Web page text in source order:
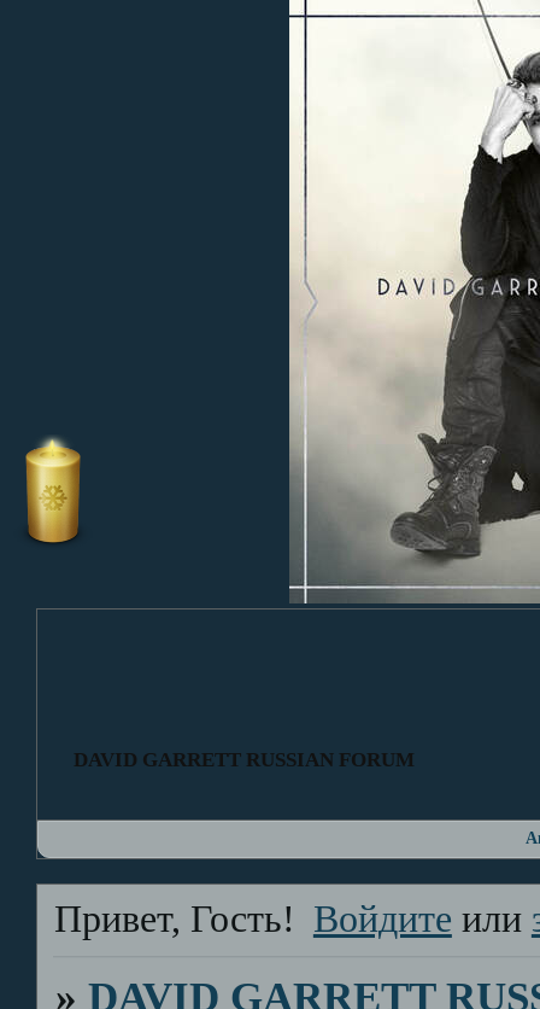
DAVID GARRETT RUSSIAN FORUM
Привет, Гость! Войдите или
»DAVID GARRETT